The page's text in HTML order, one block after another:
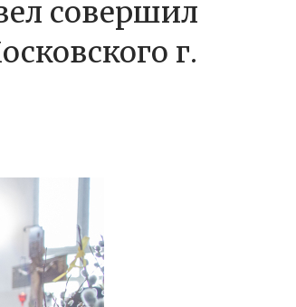
совершил
г.